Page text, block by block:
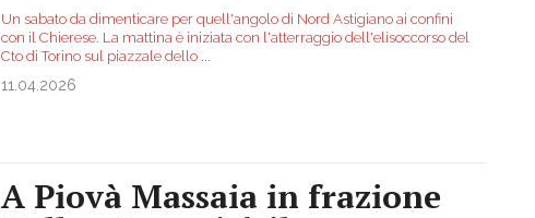
Un sabato da dimenticare per quell'angolo di Nord Astigiano ai confini
con il Chierese. La mattina è iniziata con l'atterraggio dell'elisoccorso del
Cto di Torino sul piazzale dello
11.04.2026
A Piovà Massaia in frazione